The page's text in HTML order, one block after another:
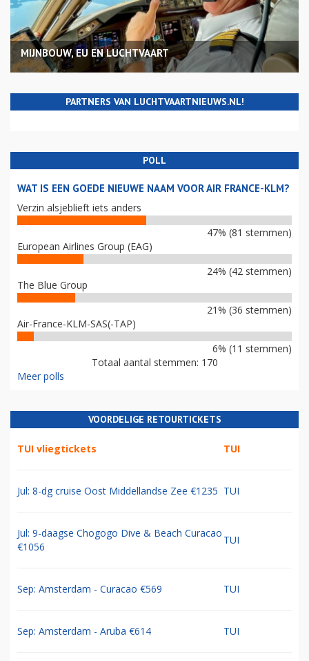
MIJNBOUW, EU EN LUCHTVAART
PARTNERS VAN LUCHTVAARTNIEUWS.NL!
POLL
WAT IS EEN GOEDE NIEUWE NAAM VOOR AIR FRANCE-KLM?
Verzin alsjeblieft iets anders
47% (81 stemmen)
European Airlines Group (EAG)
24% (42 stemmen)
The Blue Group
21% (36 stemmen)
Air-France-KLM-SAS(-TAP)
6% (11 stemmen)
Totaal aantal stemmen: 170
Meer polls
VOORDELIGE RETOURTICKETS
TUI vliegtickets TUI
Jul: 8-dg cruise Oost Middellandse Zee €1235 TUI
Jul: 9-daagse Chogogo Dive & Beach Curacao
€1056
TUI
Sep: Amsterdam - Curacao €569 TUI
Sep: Amsterdam - Aruba €614 TUI